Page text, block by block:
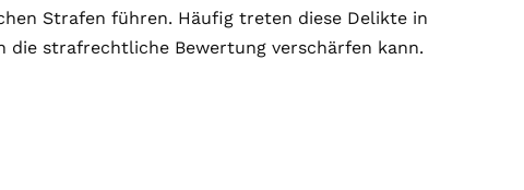
Strafen führen. Häufig treten diese Delikte in
die strafrechtliche Bewertung verschärfen kann.